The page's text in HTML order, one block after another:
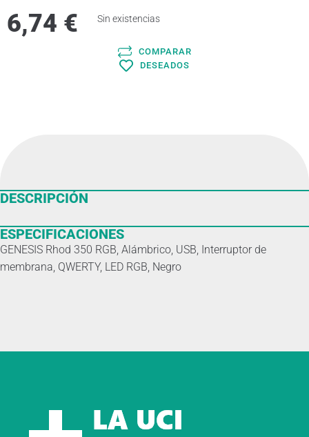
6,74 € Sin existencias
COMPARAR
DESEADOS
DESCRIPCIÓN
ESPECIFICACIONES
GENESIS Rhod 350 RGB, Alámbrico, USB, Interruptor de
membrana, QWERTY, LED RGB, Negro